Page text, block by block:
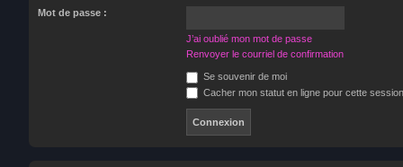
Mot de passe :
J’ai oublié mon mot de passe
Renvoyer le courriel de confirmation
Se souvenir de moi
Cacher mon statut en ligne pour cette session